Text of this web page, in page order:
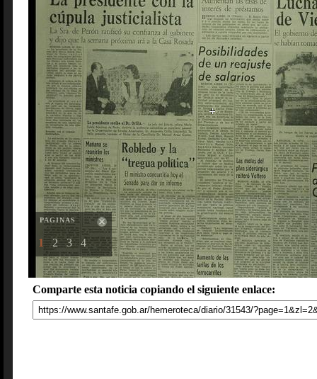
PAGINAS
1 2 3 4
Comparte esta noticia copiando el siguiente enlace: